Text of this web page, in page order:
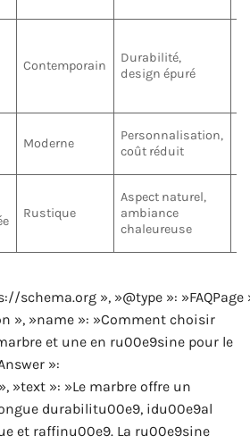
Contemporain
Durabilité,
design épuré
Moderne
Personnalisation,
coût réduit
Rustique
Aspect naturel,
ambiance
chaleureuse
schema.org », »@type »:
», »name »: »Comment choisir
et une en ru00e9sine pour le
»:
»text »: »Le marbre offre un
durabilitu00e9, idu00e9al
et raffinu00e9. La ru00e9sine